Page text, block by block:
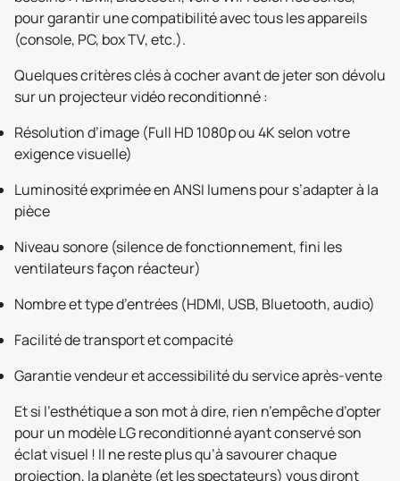
pour garantir une compatibilité avec tous les appareils
(console, PC, box TV, etc.).
Quelques critères clés à cocher avant de jeter son dévolu
sur un projecteur vidéo reconditionné :
Résolution d’image (Full HD 1080p ou 4K selon votre
exigence visuelle)
Luminosité exprimée en ANSI lumens pour s’adapter à la
pièce
Niveau sonore (silence de fonctionnement, fini les
ventilateurs façon réacteur)
Nombre et type d’entrées (HDMI, USB, Bluetooth, audio)
Facilité de transport et compacité
Garantie vendeur et accessibilité du service après-vente
Et si l’esthétique a son mot à dire, rien n’empêche d’opter
pour un modèle LG reconditionné ayant conservé son
éclat visuel ! Il ne reste plus qu’à savourer chaque
projection, la planète (et les spectateurs) vous diront